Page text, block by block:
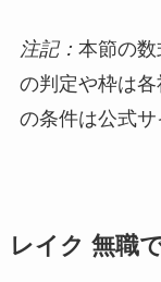
注記： 本節の
の判定や枠は
の条件は公式サ
レイク 無職